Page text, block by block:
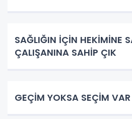
SAĞLIĞIN İÇİN HEKİMİNE
ÇALIŞANINA SAHİP ÇIK
GEÇİM YOKSA SEÇİM VAR